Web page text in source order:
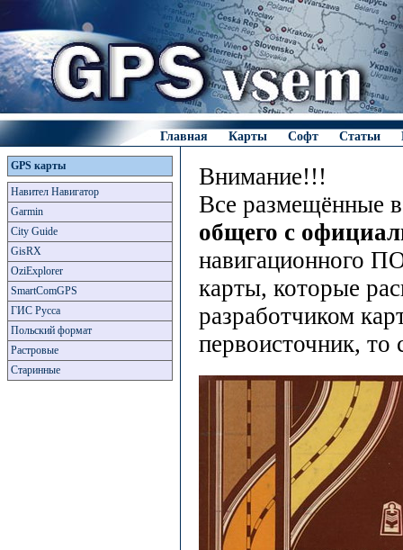
Главная Карты Софт Статьи
GPS карты
Навител Навигатор
Garmin
City Guide
GisRX
OziExplorer
SmartComGPS
ГИС Русса
Польский формат
Растровые
Старинные
Внимание!!!
Все размещённые
общего с
навигационного
карты, которые
разработчиком
первоисточник,